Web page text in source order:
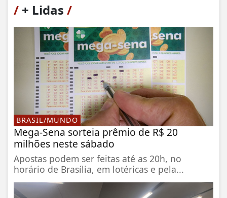
/ + Lidas /
BRASIL/MUNDO
Mega-Sena sorteia prêmio de R$ 20
milhões neste sábado
Apostas podem ser feitas até as 20h, no
horário de Brasília, em lotéricas e pela...